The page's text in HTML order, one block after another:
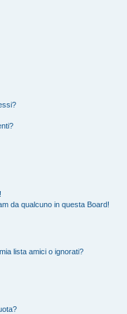
da qualcuno in questa Board!
lista amici o ignorati?